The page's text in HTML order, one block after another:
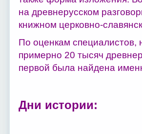
на древнерусском
книжном церковно-
По оценкам специалистов,
примерно 20 тысяч
первой была найдена
Дни истории: